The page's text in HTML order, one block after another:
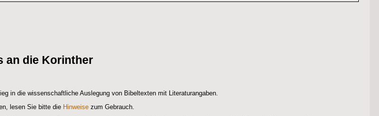
an die Korinther
in die wissenschaftliche Auslegung von Bibeltexten mit Literaturangaben.
lesen Sie bitte die Hinweise zum Gebrauch.